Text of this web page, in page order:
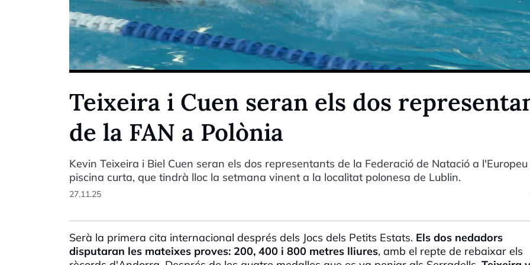
Teixeira i Cuen seran els dos
de la FAN a Polònia
Kevin Teixeira i Biel Cuen seran els dos representants de la Federació de Natació a l'Europeu
piscina curta, que tindrà lloc la setmana vinent a la localitat polonesa de Lublin.
27.11.25
Serà la primera cita internacional després dels Jocs dels Petits Estats. Els dos nedadors
disputaran les mateixes proves: 200, 400 i 800 metres lliures, amb el repte de rebaixar els